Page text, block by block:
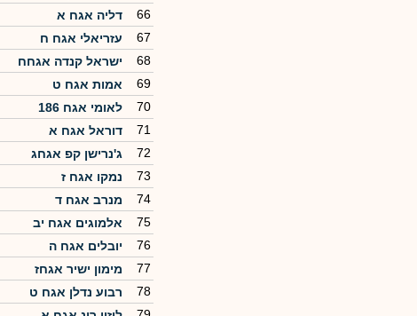
66
דליה אגח א
67
עזריאלי אגח ח
68
ישראל קנדה אגחח
69
אמות אגח ט
70
לאומי אגח 186
71
דוראל אגח א
72
ג'נרישן קפ אגחג
73
נמקו אגח ז
74
מנרב אגח ד
75
אלמוגים אגח יב
76
יובלים אגח ה
77
מימון ישיר אגחז
78
רבוע נדלן אגח ט